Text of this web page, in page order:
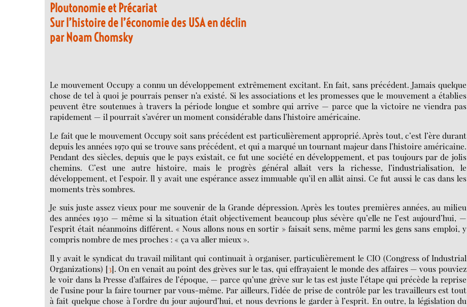
Ploutonomie et Précariat
Sur l’histoire de l’économie des USA en déclin
par Noam Chomsky
Le mouvement Occupy a connu un développement extrêmement excitant. En fait, sans précédent. Jamais quelque
chose de tel à quoi je pourrais penser n’a existé. Si les associations et les promesses que le mouvement a établies
peuvent être soutenues à travers la période longue et sombre qui arrive — parce que la victoire ne viendra pas
rapidement — il pourrait s’avérer un moment considérable dans l’histoire américaine.
Le fait que le mouvement Occupy soit sans précédent est particulièrement approprié. Après tout, c’est l’ère durant
depuis les années 1970 qui se trouve sans précédent, et qui a marqué un tournant majeur dans l’histoire américaine.
Pendant des siècles, depuis que le pays existait, ce fut une société en développement, et pas toujours par de jolis
chemins. C’est une autre histoire, mais le progrès général allait vers la richesse, l’industrialisation, le
développement, et l’espoir. Il y avait une espérance assez immuable qu’il en allât ainsi. Ce fut aussi le cas dans les
moments très sombres.
Je suis juste assez vieux pour me souvenir de la Grande dépression. Après les toutes premières années, au milieu
des années 1930 — même si la situation était objectivement beaucoup plus sévère qu’elle ne l’est aujourd’hui, —
l’esprit était néanmoins différent. « Nous allons nous en sortir » faisait sens, même parmi les gens sans emploi, y
compris nombre de mes proches : « ça va aller mieux ».
Il y avait le syndicat du travail militant qui continuait à organiser, particulièrement le CIO (Congress of Industrial
Organizations) [3]. On en venait au point des grèves sur le tas, qui effrayaient le monde des affaires — vous pouviez
le voir dans la Presse d’affaires de l’époque, — parce qu’une grève sur le tas est juste l’étape qui précède la reprise
de l’usine pour la faire tourner par vous-même. Par ailleurs, l’idée de prise de contrôle par les travailleurs est tout
à fait quelque chose à l’ordre du jour aujourd’hui, et nous devrions le garder à l’esprit. En outre, la législation du